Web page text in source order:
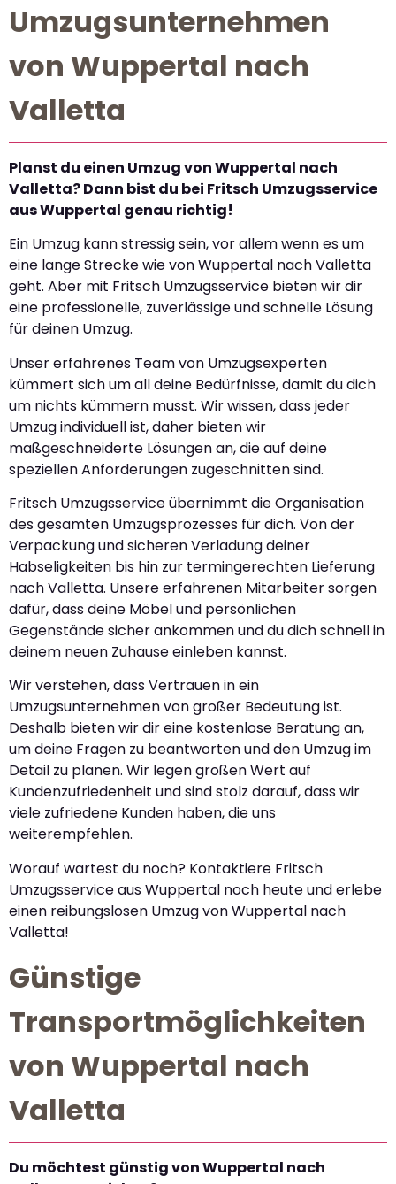
Umzugsunternehmen
von Wuppertal nach
Valletta
Planst du einen Umzug von Wuppertal nach
Valletta? Dann bist du bei Fritsch Umzugsservice
aus Wuppertal genau richtig!
Ein Umzug kann stressig sein, vor allem wenn es um
eine lange Strecke wie von Wuppertal nach Valletta
geht. Aber mit Fritsch Umzugsservice bieten wir dir
eine professionelle, zuverlässige und schnelle Lösung
für deinen Umzug.
Unser erfahrenes Team von Umzugsexperten
kümmert sich um all deine Bedürfnisse, damit du dich
um nichts kümmern musst. Wir wissen, dass jeder
Umzug individuell ist, daher bieten wir
maßgeschneiderte Lösungen an, die auf deine
speziellen Anforderungen zugeschnitten sind.
Fritsch Umzugsservice übernimmt die Organisation
des gesamten Umzugsprozesses für dich. Von der
Verpackung und sicheren Verladung deiner
Habseligkeiten bis hin zur termingerechten Lieferung
nach Valletta. Unsere erfahrenen Mitarbeiter sorgen
dafür, dass deine Möbel und persönlichen
Gegenstände sicher ankommen und du dich schnell in
deinem neuen Zuhause einleben kannst.
Wir verstehen, dass Vertrauen in ein
Umzugsunternehmen von großer Bedeutung ist.
Deshalb bieten wir dir eine kostenlose Beratung an,
um deine Fragen zu beantworten und den Umzug im
Detail zu planen. Wir legen großen Wert auf
Kundenzufriedenheit und sind stolz darauf, dass wir
viele zufriedene Kunden haben, die uns
weiterempfehlen.
Worauf wartest du noch? Kontaktiere Fritsch
Umzugsservice aus Wuppertal noch heute und erlebe
einen reibungslosen Umzug von Wuppertal nach
Valletta!
Günstige
Transportmöglichkeiten
von Wuppertal nach
Valletta
Du möchtest günstig von Wuppertal nach